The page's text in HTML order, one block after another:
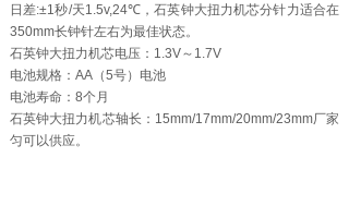
日差:±1秒/天1.5v,24℃，石英钟大扭力机芯分针力适合在
350mm长钟针左右为最佳状态。
石英钟大扭力机芯电压：1.3V～1.7V
电池规格：AA（5号）电池
电池寿命：8个月
石英钟大扭力机芯轴长：15mm/17mm/20mm/23mm厂家
匀可以供应。